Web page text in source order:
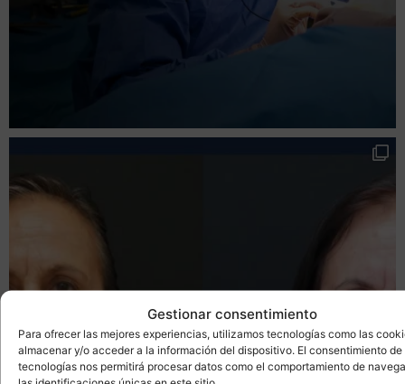
Gestionar consentimiento
Para ofrecer las mejores experiencias, utilizamos tecnologías como las
almacenar y/o acceder a la información del dispositivo. El consentimiento de
tecnologías nos permitirá procesar datos como el comportamiento de